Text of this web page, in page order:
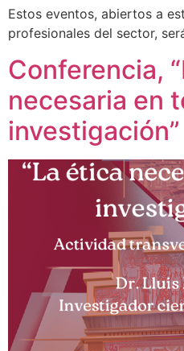
Estos eventos, abiertos a
profesionales del sector,
Conferencia,
necesaria en
investigación”